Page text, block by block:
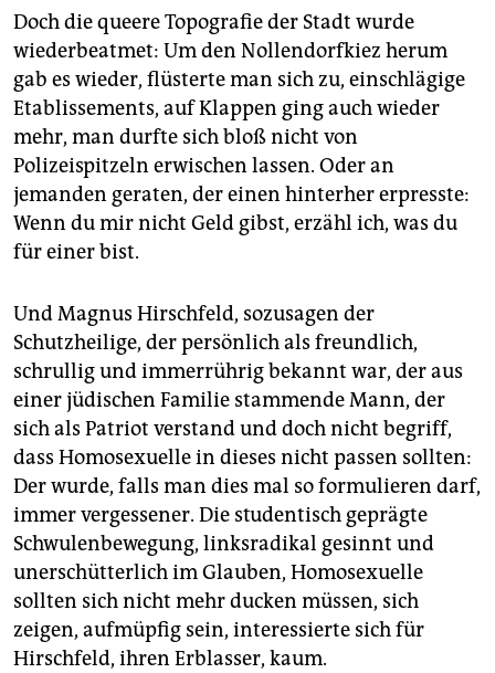
Doch die queere Topografie der Stadt wurde
wiederbeatmet: Um den Nollendorfkiez herum
gab es wieder, flüsterte man sich zu, einschlägige
Etablissements, auf Klappen ging auch wieder
mehr, man durfte sich bloß nicht von
Polizeispitzeln erwischen lassen. Oder an
jemanden geraten, der einen hinterher erpresste:
Wenn du mir nicht Geld gibst, erzähl ich, was du
für einer bist.
Und Magnus Hirschfeld, sozusagen der
Schutzheilige, der persönlich als freundlich,
schrullig und immerrührig bekannt war, der aus
einer jüdischen Familie stammende Mann, der
sich als Patriot verstand und doch nicht begriff,
dass Homosexuelle in dieses nicht passen sollten:
Der wurde, falls man dies mal so formulieren darf,
immer vergessener. Die studentisch geprägte
Schwulenbewegung, linksradikal gesinnt und
unerschütterlich im Glauben, Homosexuelle
sollten sich nicht mehr ducken müssen, sich
zeigen, aufmüpfig sein, interessierte sich für
Hirschfeld, ihren Erblasser, kaum.